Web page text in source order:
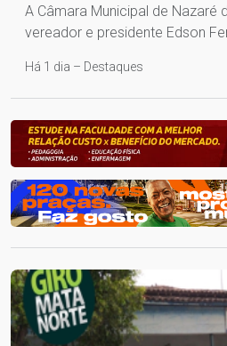
A Câmara Municipal de Nazaré
vereador e presidente Edson
Há 1 dia – Destaques